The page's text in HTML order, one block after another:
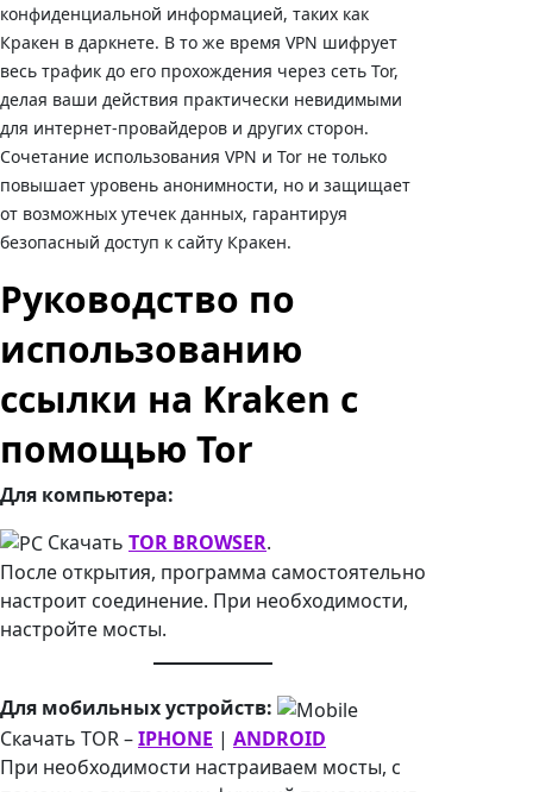
конфиденциальной информацией, таких как
Кракен в даркнете. В то же время VPN шифрует
весь трафик до его прохождения через сеть Tor,
делая ваши действия практически невидимыми
для интернет-провайдеров и других сторон.
Сочетание использования VPN и Tor не только
повышает уровень анонимности, но и защищает
от возможных утечек данных, гарантируя
безопасный доступ к сайту Кракен.
Руководство по
использованию
ссылки на Kraken с
помощью Tor
Для компьютера:
Скачать TOR BROWSER.
После открытия, программа самостоятельно
настроит соединение. При необходимости,
настройте мосты.
Для мобильных устройств:
Скачать TOR –IPHONE | ANDROID
При необходимости настраиваем мосты, с